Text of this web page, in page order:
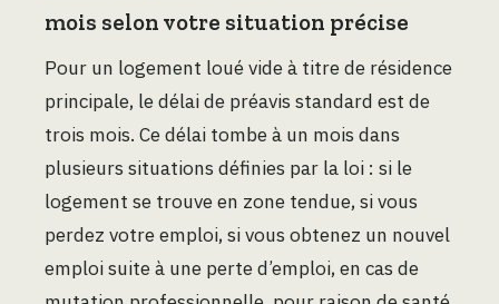
mois selon votre situation précise
Pour un logement loué vide à titre de résidence
principale, le délai de préavis standard est de
trois mois. Ce délai tombe à un mois dans
plusieurs situations définies par la loi : si le
logement se trouve en zone tendue, si vous
perdez votre emploi, si vous obtenez un nouvel
emploi suite à une perte d’emploi, en cas de